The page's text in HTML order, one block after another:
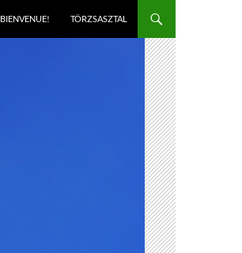
BIENVENUE! TÖRZSASZTAL